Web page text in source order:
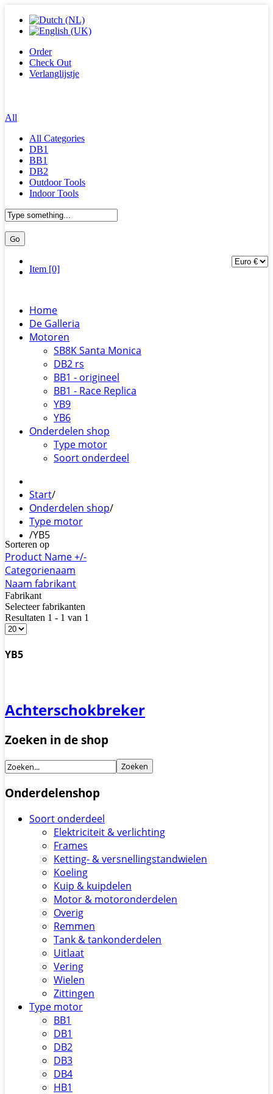
Order
Check Out
Verlanglijstje
All
All Categories
DB1
BB1
DB2
Outdoor Tools
Indoor Tools
Item [0]
Home
De Galleria
Motoren
SB8K Santa Monica
DB2 rs
BB1 - origineel
BB1 - Race Replica
YB9
YB6
Onderdelen shop
Type motor
Soort onderdeel
Start/
Onderdelen shop/
Type motor
/YB5
Sorteren op
Product Name +/-
Categorienaam
Naam fabrikant
Fabrikant
Selecteer fabrikanten
Resultaten 1 - 1 van 1
YB5
Achterschokbreker
Zoeken in de shop
Onderdelenshop
Soort onderdeel
Elektriciteit & verlichting
Frames
Ketting- & versnellingstandwielen
Koeling
Kuip & kuipdelen
Motor & motoronderdelen
Overig
Remmen
Tank & tankonderdelen
Uitlaat
Vering
Wielen
Zittingen
Type motor
BB1
DB1
DB2
DB3
DB4
HB1